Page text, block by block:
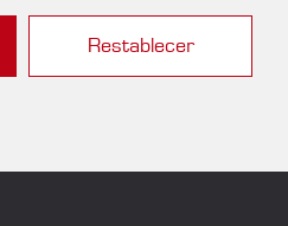
Restablecer